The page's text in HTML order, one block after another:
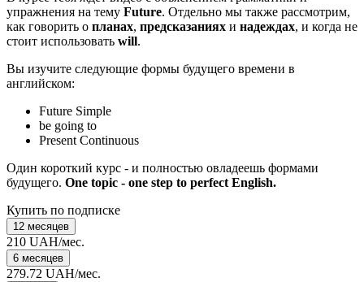
упражнения на тему Future. Отдельно мы также рассмотрим,
как говорить о планах, предсказаниях и надеждах, и когда не
стоит использовать will.
Вы изучите следующие формы будущего времени в
английском:
Future Simple
be going to
Present Continuous
Один короткий курс - и полностью овладеешь формами
будущего. One topic - one step to perfect English.
Купить по подписке
12 месяцев
210 UAH/мес.
6 месяцев
279.72 UAH/мес.